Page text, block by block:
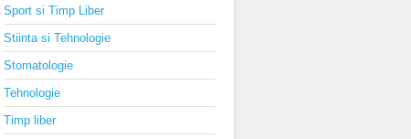
Sport si Timp Liber
Stiinta si Tehnologie
Stomatologie
Tehnologie
Timp liber